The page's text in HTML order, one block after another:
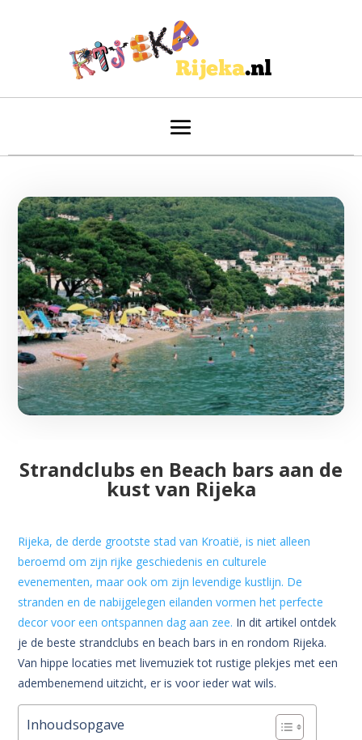
Strandclubs en Beach bars aan de
kust van Rijeka
Rijeka, de derde grootste stad van Kroatië, is niet alleen
beroemd om zijn rijke geschiedenis en culturele
evenementen, maar ook om zijn levendige kustlijn. De
stranden en de nabijgelegen eilanden vormen het perfecte
decor voor een ontspannen dag aan zee. In dit artikel ontdek
je de beste strandclubs en beach bars in en rondom Rijeka.
Van hippe locaties met livemuziek tot rustige plekjes met een
adembenemend uitzicht, er is voor ieder wat wils.
Inhoudsopgave